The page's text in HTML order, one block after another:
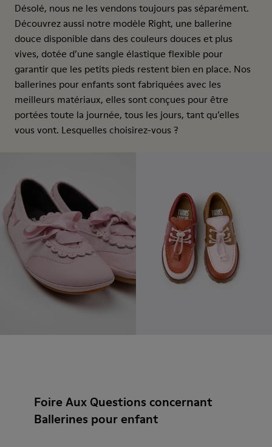
Désolé, nous ne les vendons toujours pas séparément.
Découvrez aussi notre modèle Right, une ballerine
douce disponible dans des couleurs douces et plus
vives, dotée d’une sangle élastique flexible pour
garantir que les petits pieds restent bien en place. Nos
ballerines pour enfants sont fabriquées avec les
meilleurs matériaux, elles sont conçues pour être
portées toute la journée, tous les jours, tant qu’elles
vous vont. Lesquelles choisirez-vous ?
Foire Aux Questions concernant
Ballerines pour enfant